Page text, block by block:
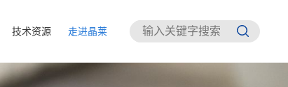
技术资源 走进晶莱